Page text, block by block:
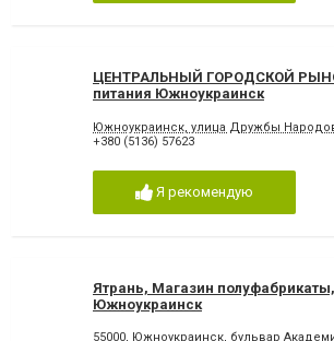
ЦЕНТРАЛЬНЫЙ ГОРОДСКОЙ
питания Южноукраинск
Южноукраинск, улица Дружбы
+380 (5136) 57623
Я рекомендую
Ятрань, Магазин
Южноукраинск
55000, Южноукраинск, бульвар